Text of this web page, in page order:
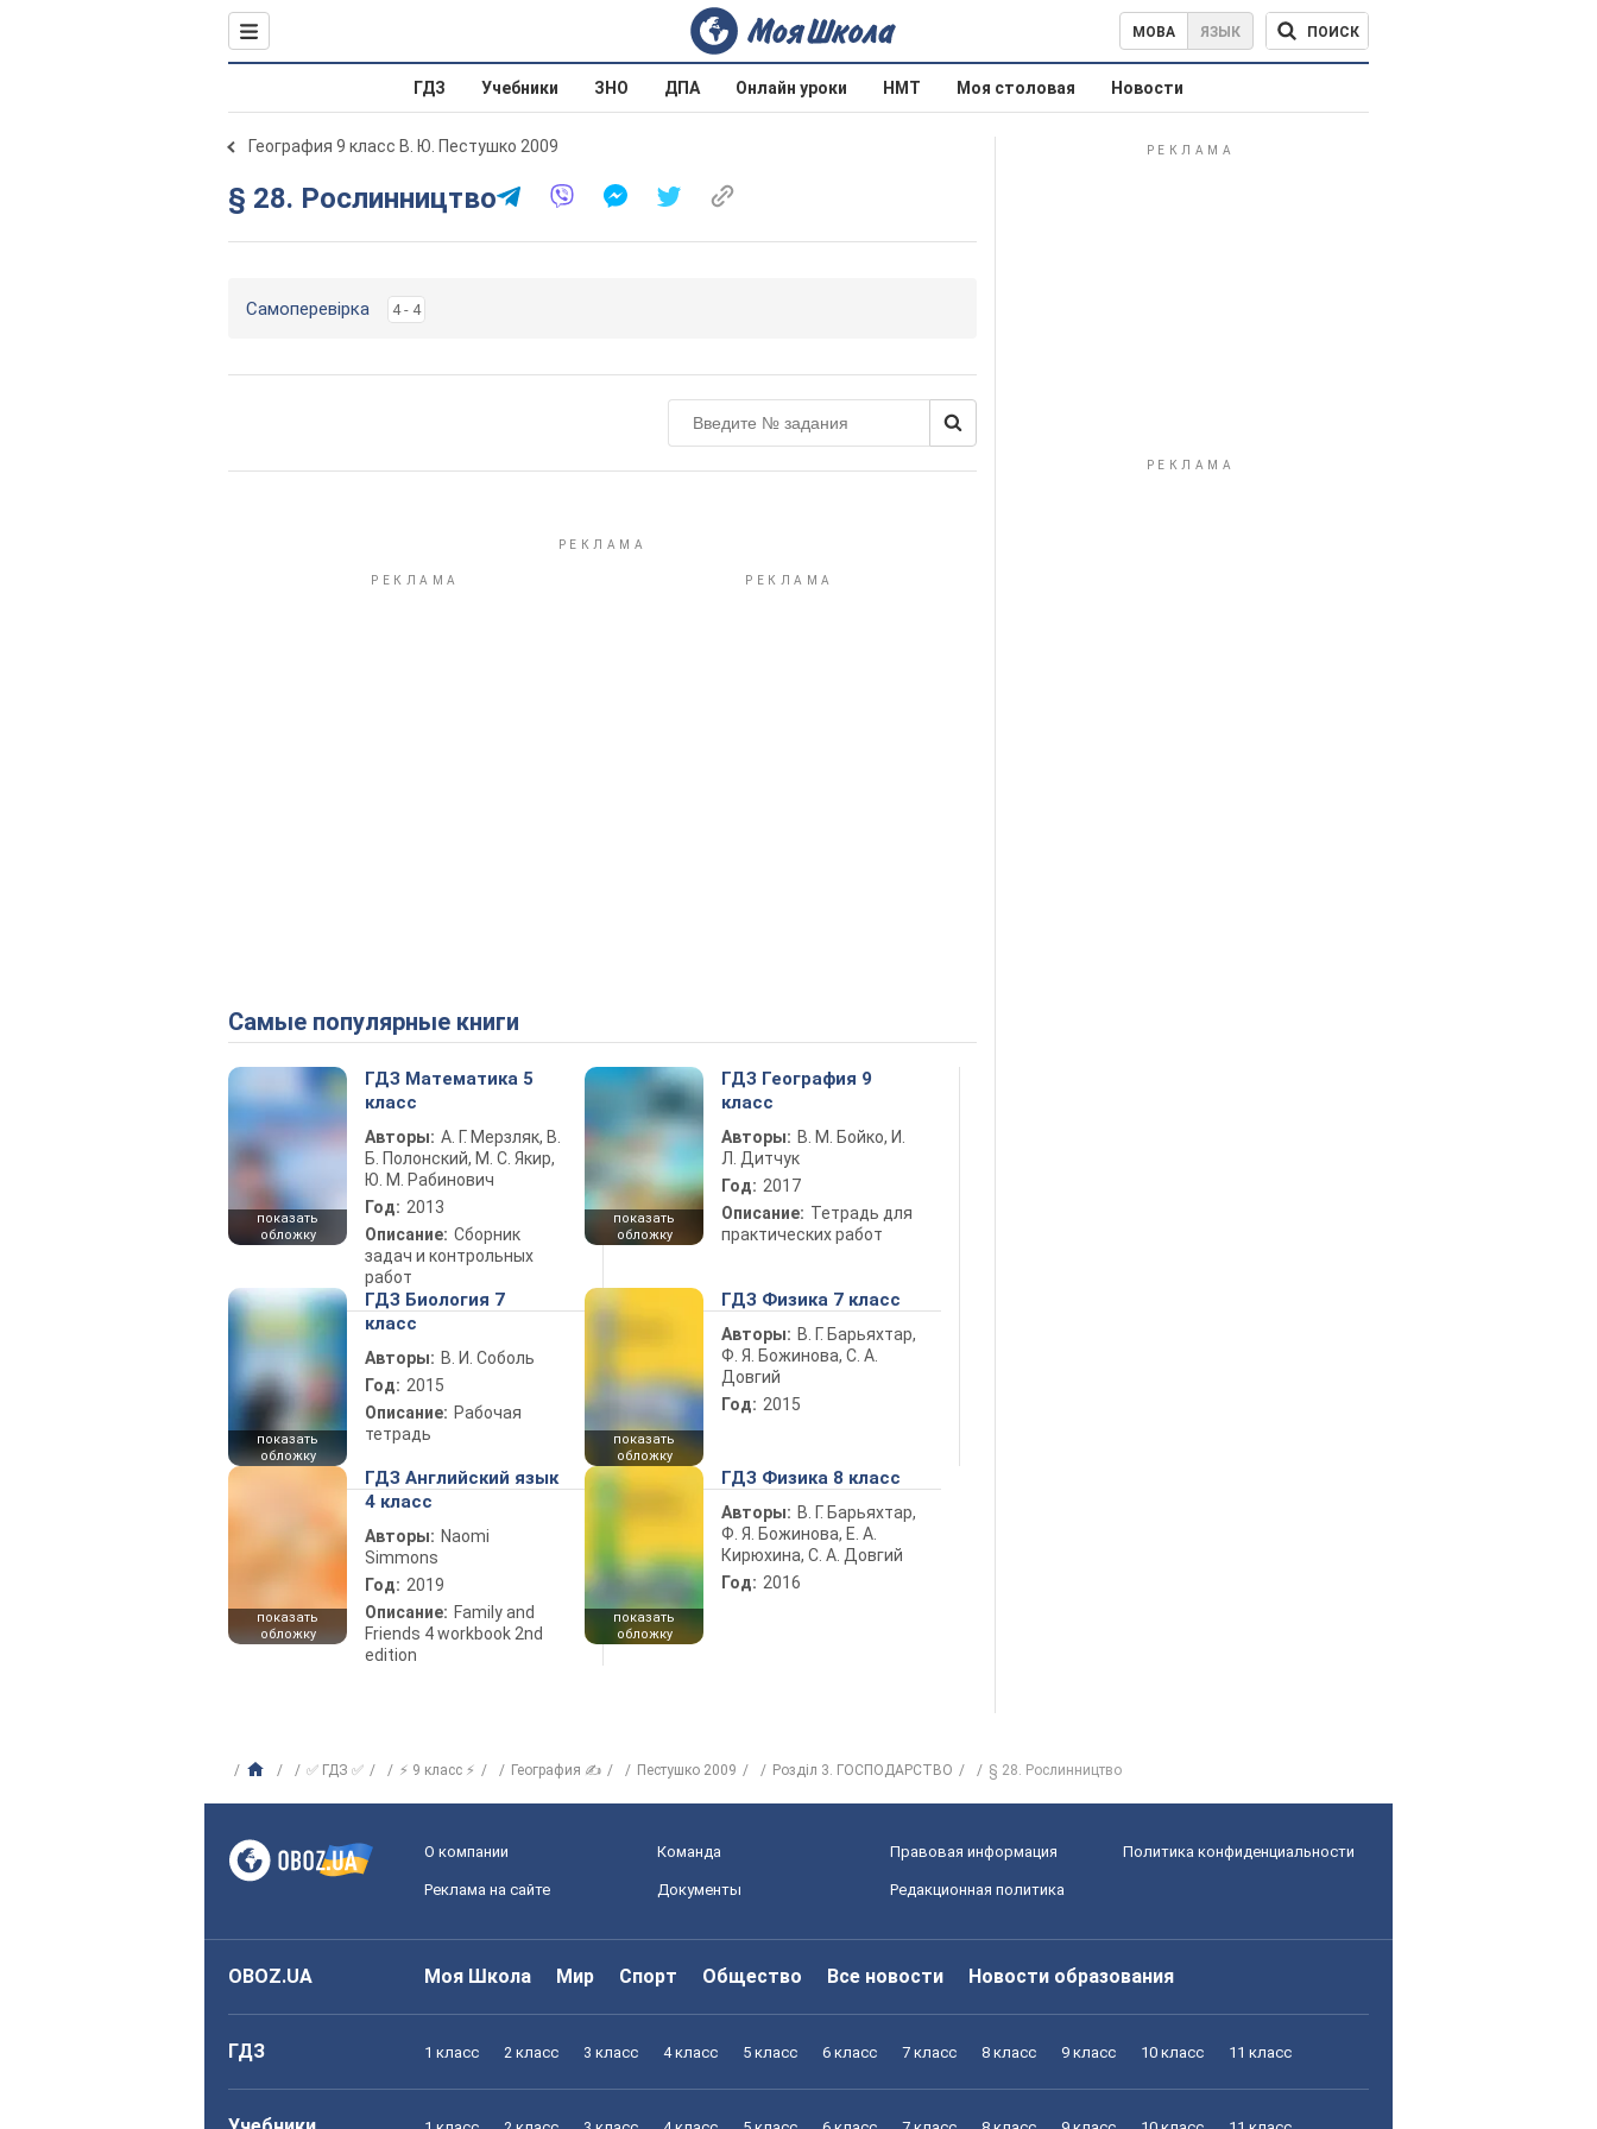
МОВА ЯЗЫК ПОИСК
ГДЗ Учебники ЗНО ДПА Онлайн уроки НМТ Моя столовая Новости
География 9 класс В. Ю. Пестушко 2009
§ 28. Рослинництво
Самоперевірка 4 - 4
Самые популярные книги
показать
обложку
ГДЗ Математика 5
класс
Авторы: А. Г. Мерзляк, В.
Б. Полонский, М. С. Якир,
Ю. М. Рабинович
Год: 2013
Описание: Сборник
задач и контрольных
работ
показать
обложку
ГДЗ География 9
класс
Авторы: В. М. Бойко, И.
Л. Дитчук
Год: 2017
Описание: Тетрадь для
практических работ
показать
обложку
ГДЗ Биология 7
класс
Авторы: В. И. Соболь
Год: 2015
Описание: Рабочая
тетрадь
показать
обложку
ГДЗ Физика 7 класс
Авторы: В. Г. Барьяхтар,
Ф. Я. Божинова, С. А.
Довгий
Год: 2015
показать
обложку
ГДЗ Английский язык
4 класс
Авторы: Naomi
Simmons
Год: 2019
Описание: Family and
Friends 4 workbook 2nd
edition
показать
обложку
ГДЗ Физика 8 класс
Авторы: В. Г. Барьяхтар,
Ф. Я. Божинова, Е. А.
Кирюхина, С. А. Довгий
Год: 2016
✅ ГДЗ ✅ ⚡ 9 класс ⚡ География ✍ Пестушко 2009 Розділ 3. ГОСПОДАРСТВО § 28. Рослинництво
О компании Команда Правовая информация Политика конфиденциальности
Реклама на сайте Документы Редакционная политика
OBOZ.UA Моя Школа Мир Спорт Общество Все новости Новости образования
ГДЗ 1 класс 2 класс 3 класс 4 класс 5 класс 6 класс 7 класс 8 класс 9 класс 10 класс 11 класс